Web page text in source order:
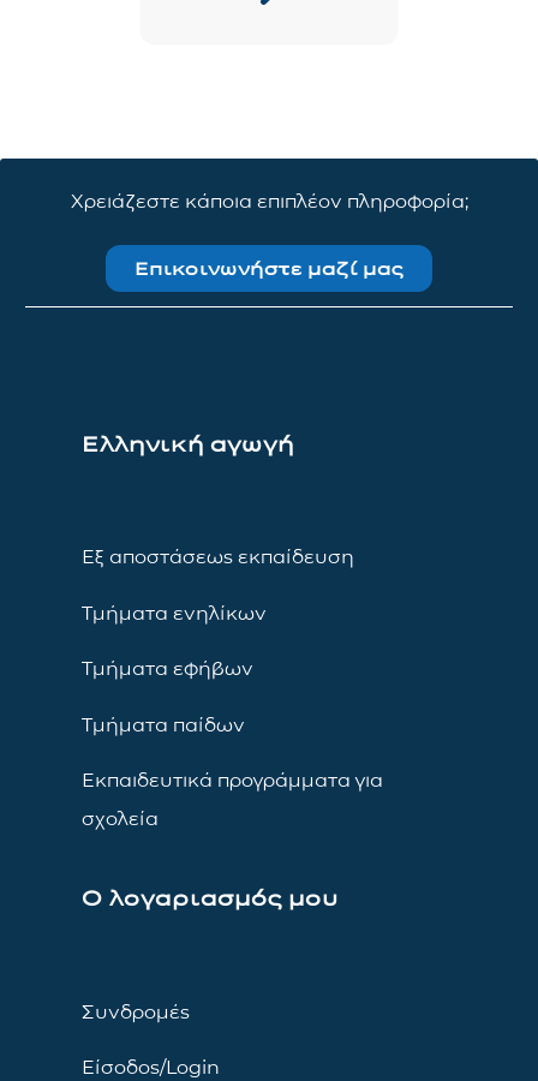
Χρειάζεστε κάποια επιπλέον πληροφορία;
Επικοινωνήστε μαζί μας
Ελληνική αγωγή
Εξ αποστάσεως εκπαίδευση
Τμήματα ενηλίκων
Τμήματα εφήβων
Τμήματα παίδων
Εκπαιδευτικά προγράμματα για
σχολεία
Ο λογαριασμός μου
Συνδρομές
Είσοδος/Login